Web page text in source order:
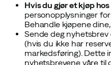
Hvis du gjør et kjøp hos
personopplysninger
Behandle kjøpene dine,
Sende deg
(hvis du ikke har
markedsføring). Dette
nyhetsbrevene våre til